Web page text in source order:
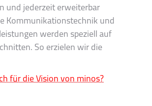
und jederzeit erweiterbar
Kommunikationstechnik und
werden speziell auf
So erzielen wir die
für die Vision von minos?